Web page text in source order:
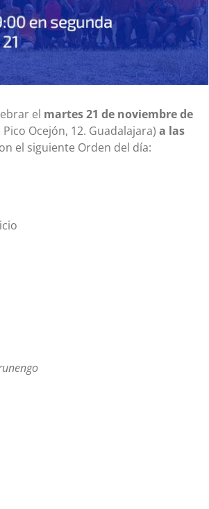
el martes 21 de noviembre de
Pico Ocejón, 12. Guadalajara) a las
el siguiente Orden del día: